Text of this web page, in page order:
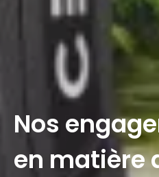
Nos
en matière